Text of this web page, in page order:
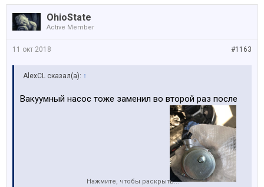
OhioState
Active Member
#1163
11 окт 2018
AlexCL сказал(а): ↑
Вакуумный насос тоже заменил во второй раз после
Нажмите, чтобы раскрыть...